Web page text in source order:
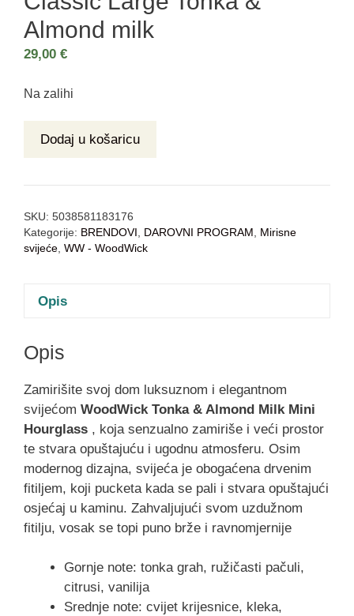
Almond milk
29,00 €
Na zalihi
Dodaj u košaricu
SKU: 5038581183176
Kategorije: BRENDOVI , DAROVNI PROGRAM , Mirisne
svijeće, WW - WoodWick
Opis
Opis
Zamirišite svoj dom luksuznom i elegantnom
svijećom WoodWick Tonka & Almond Milk Mini
Hourglass , koja senzualno zamiriše i veći prostor
te stvara opuštajuću i ugodnu atmosferu. Osim
modernog dizajna, svijeća je obogaćena drvenim
fitiljem, koji pucketa kada se pali i stvara opuštajući
osjećaj u kaminu. Zahvaljujući svom uzdužnom
fitilju, vosak se topi puno brže i ravnomjernije
Gornje note: tonka grah, ružičasti pačuli,
citrusi, vanilija
Srednje note: cvijet krijesnice, kleka,